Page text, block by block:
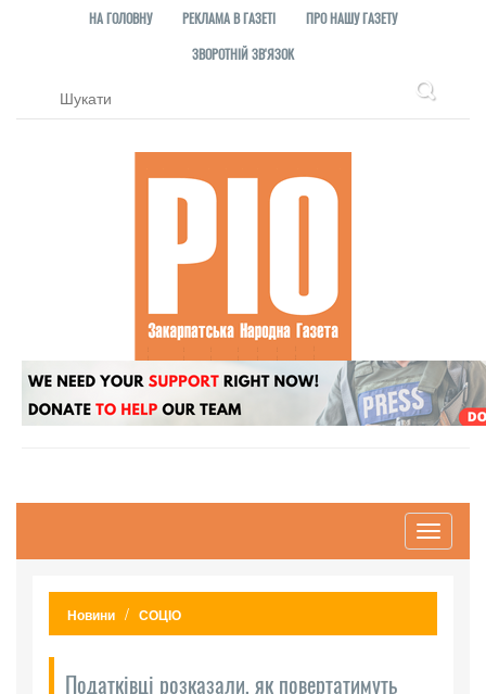
НА ГОЛОВНУ РЕКЛАМА В ГАЗЕТІ
ПРО НАШУ ГАЗЕТУ
ЗВОРОТНІЙ ЗВ'ЯЗОК
Toggle
Новини СОЦІО
Податківці розказали, як повертатимуть